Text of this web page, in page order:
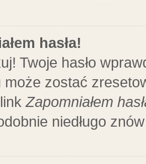
hasła!
Twoje hasło
może zostać
Zapomniałem
niedługo